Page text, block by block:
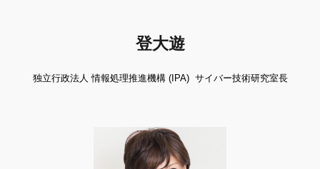
登大遊
独立行政法人 情報処理推進機構 (IPA)  サイバー技術研究室長